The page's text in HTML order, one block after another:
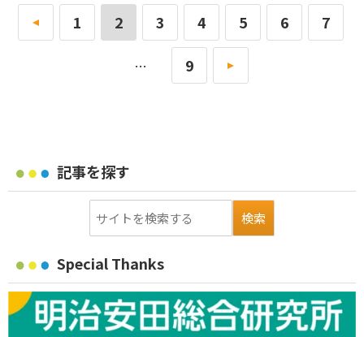
« 1 2 3 4 5 6 7
… 9 »
記事を探す
Special Thanks